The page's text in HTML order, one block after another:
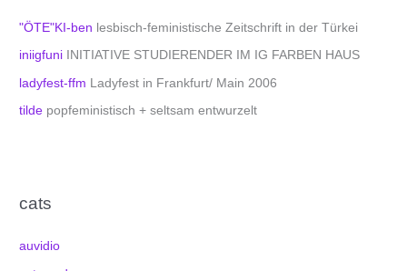
"ÖTE"KI-ben lesbisch-feministische Zeitschrift in der Türkei
iniigfuni INITIATIVE STUDIERENDER IM IG FARBEN HAUS
ladyfest-ffm Ladyfest in Frankfurt/ Main 2006
tilde popfeministisch + seltsam entwurzelt
cats
auvidio